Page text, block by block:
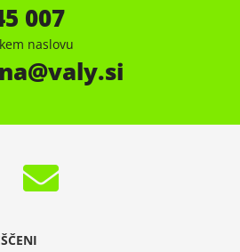
007
naslovu
valy.si